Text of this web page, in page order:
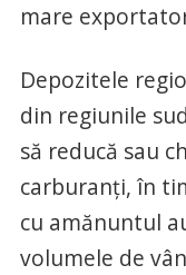
mare
Depozitele
din regiunile
să reducă sau
carburanți, în
cu amănuntul
volumele de